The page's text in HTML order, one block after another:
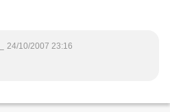
24/10/2007 23:16